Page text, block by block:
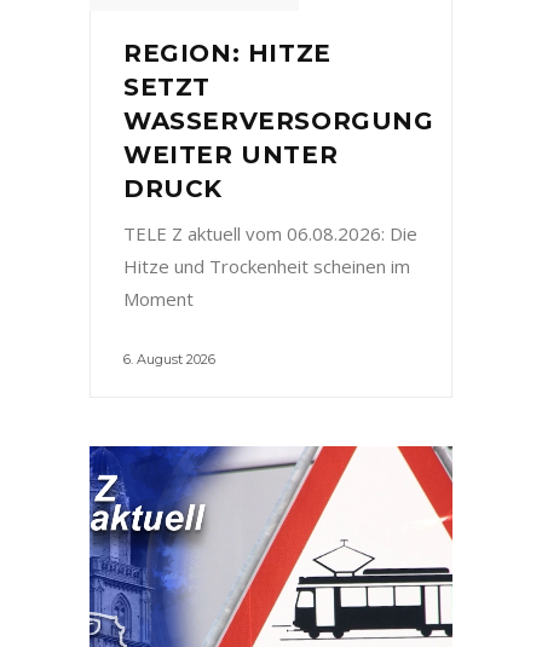
REGION: HITZE
SETZT
WASSERVERSORGUNG
WEITER UNTER
DRUCK
TELE Z aktuell vom 06.08.2026: Die
Hitze und Trockenheit scheinen im
Moment
6. August 2026